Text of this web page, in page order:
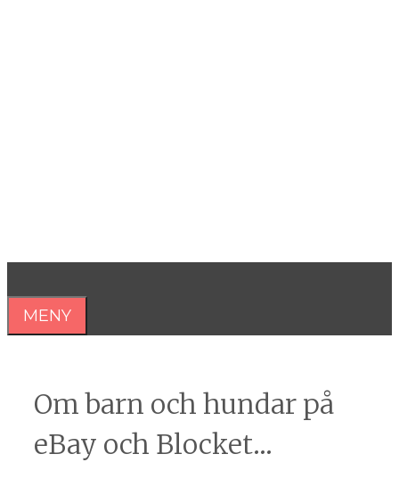
MENY
Om barn och hundar på
eBay och Blocket…